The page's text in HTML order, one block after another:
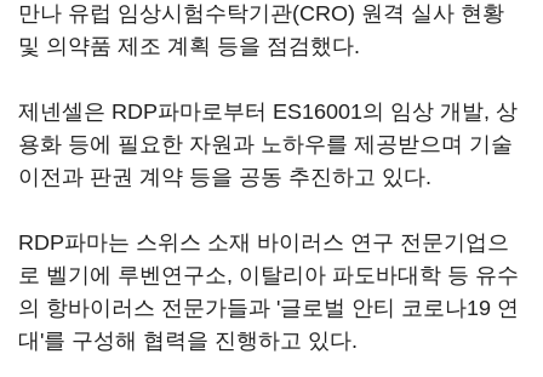
만나 유럽 임상시험수탁기관(CRO) 원격 실사 현황
및 의약품 제조 계획 등을 점검했다.
제넨셀은 RDP파마로부터 ES16001의 임상 개발, 상
용화 등에 필요한 자원과 노하우를 제공받으며 기술
이전과 판권 계약 등을 공동 추진하고 있다.
RDP파마는 스위스 소재 바이러스 연구 전문기업으
로 벨기에 루벤연구소, 이탈리아 파도바대학 등 유수
의 항바이러스 전문가들과 '글로벌 안티 코로나19 연
대'를 구성해 협력을 진행하고 있다.